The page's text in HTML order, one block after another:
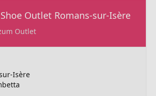
Outlet Romans-sur-Isère
Outlet
Isère